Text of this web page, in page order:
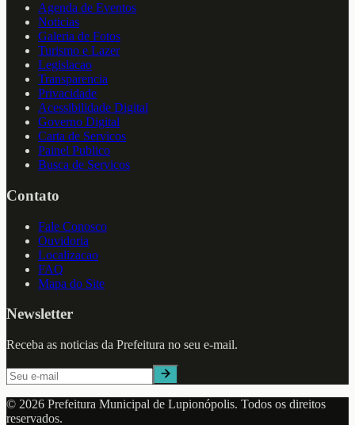
Agenda de Eventos
Noticias
Galeria de Fotos
Turismo e Lazer
Legislacao
Transparencia
Privacidade
Acessibilidade Digital
Governo Digital
Carta de Servicos
Painel Publico
Busca de Servicos
Contato
Fale Conosco
Ouvidoria
Localizacao
FAQ
Mapa do Site
Newsletter
Receba as noticias da Prefeitura no seu e-mail.
© 2026 Prefeitura Municipal de Lupionópolis. Todos os direitos
reservados.